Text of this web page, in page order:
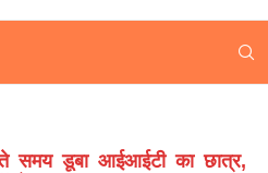
समय डूबा आईआईटी का छात्र,